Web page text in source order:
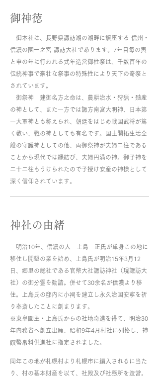
御神徳
御本社は、長野県諏訪湖の湖畔に鎮座する 信州・
信濃の國一之宮 諏訪大社であります。7年目毎の寅
と申の年に行われる式年造営御柱祭は、千数百年の
伝統神事で豪壮な祭事の特殊性により天下の奇祭と
されています。
御祭神 建御名方之命は、農耕治水・狩猟・殖産
の神として、また一方では諏方南宮大明神、日本第
一大軍神とも称えられ、朝廷をはじめ戦国武将が篤
く敬い、戦の神としても有名です。国土開拓生活全
般の守護神としての他、両御祭神が夫婦二柱である
ことから現代では縁結び、夫婦円満の神。御子神を
二十二柱もうけられたので子授け安産の神様として
深く信仰されています。
神社の由緒
明治10年、信濃の人 上島 正氏が単身この地に
移住し開墾の業を始め、上島氏が明治15年3月12
日、郷里の総社である官幣大社諏訪神社（現諏訪大
社）の御分霊を勧請。併せて30余名が信濃より移
住。上島氏の邸内に小祠を建立し永久治国安寧を祈
り奉斎したことに創まります。
※東皐園主・上島氏からの社地奇進を得て、明治30
年内務省へ創立出願、昭和9年4月村社に列格し、神
饌幣帛料供進社に指定されました。
同年この地が札幌村より札幌市に編入されるに当た
り、村の基本財産を以て、社殿及び社務所を造営。